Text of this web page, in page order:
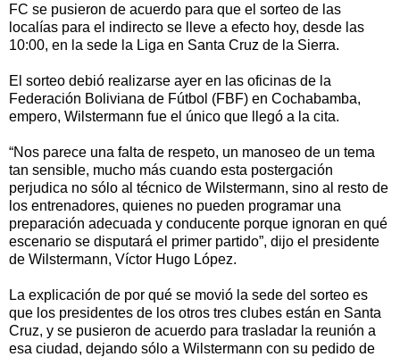
FC se pusieron de acuerdo para que el sorteo de las
localías para el indirecto se lleve a efecto hoy, desde las
10:00, en la sede la Liga en Santa Cruz de la Sierra.
El sorteo debió realizarse ayer en las oficinas de la
Federación Boliviana de Fútbol (FBF) en Cochabamba,
empero, Wilstermann fue el único que llegó a la cita.
“Nos parece una falta de respeto, un manoseo de un tema
tan sensible, mucho más cuando esta postergación
perjudica no sólo al técnico de Wilstermann, sino al resto de
los entrenadores, quienes no pueden programar una
preparación adecuada y conducente porque ignoran en qué
escenario se disputará el primer partido”, dijo el presidente
de Wilstermann, Víctor Hugo López.
La explicación de por qué se movió la sede del sorteo es
que los presidentes de los otros tres clubes están en Santa
Cruz, y se pusieron de acuerdo para trasladar la reunión a
esa ciudad, dejando sólo a Wilstermann con su pedido de